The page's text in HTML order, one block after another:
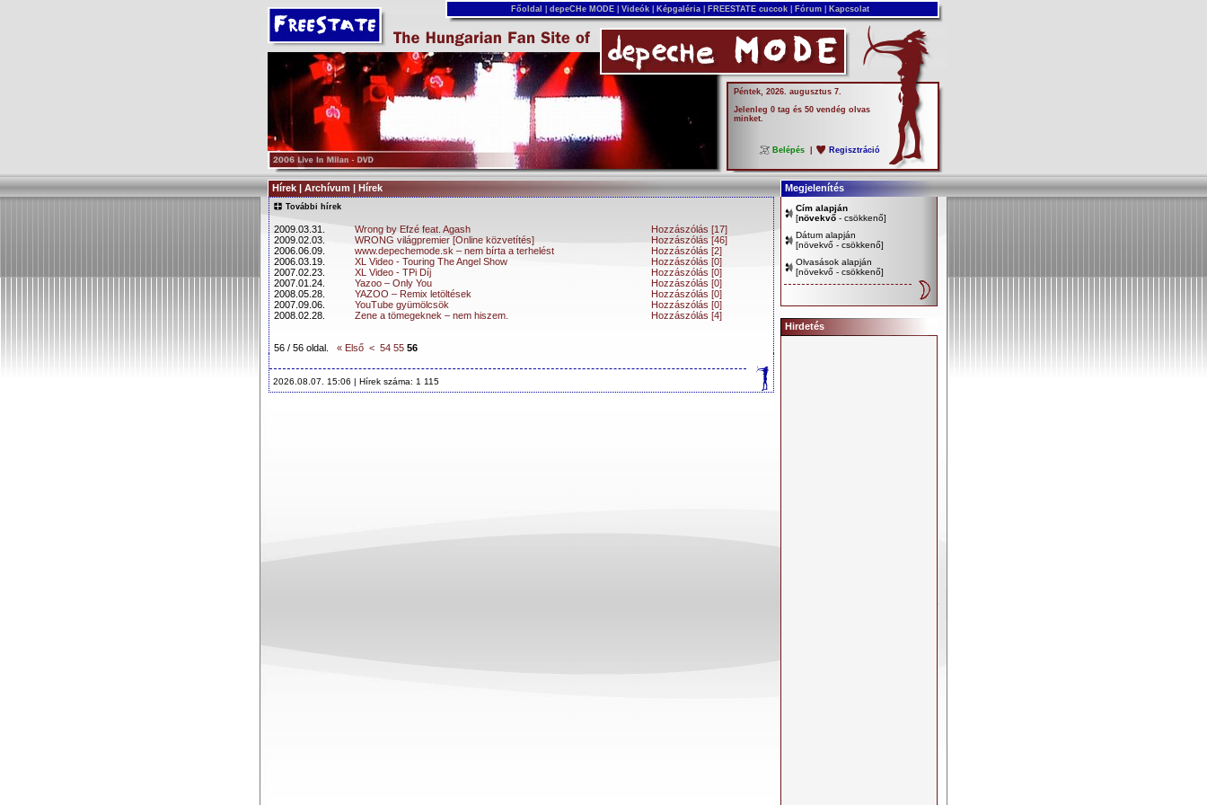
Főoldal depeCHe MODE Videók Képgaléria FREESTATE cuccok Fórum Kapcsolat
Péntek, 2026. augusztus 7.
Jelenleg 0 tag és 50 vendég olvas
minket.
Belépés Regisztráció
Hírek | Archívum | Hírek Megjelenítés
További hírek
2009.03.31. Wrong by Efzé feat. Agash
Hozzászólás [17]
2009.02.03.
WRONG világpremier [Online közvetítés]
Hozzászólás [46]
2006.06.09.
www.depechemode.sk – nem bírta a terhelést
Hozzászólás [2]
2006.03.19.
XL Video - Touring The Angel Show
Hozzászólás [0]
2007.02.23.
XL Video - TPi Díj
Hozzászólás [0]
2007.01.24.
Yazoo – Only You
Hozzászólás [0]
2008.05.28.
YAZOO – Remix letöltések
Hozzászólás [0]
2007.09.06.
YouTube gyümölcsök
Hozzászólás [0]
2008.02.28.
Zene a tömegeknek – nem hiszem. Hozzászólás [4]
56 / 56 oldal. « Első < 54 55 56
2026.08.07. 15:06 | Hírek száma: 1 115
Cím alapján
[növekvő - csökkenő]
Dátum alapján
[növekvő - csökkenő]
Olvasások alapján
[növekvő - csökkenő]
Hirdetés